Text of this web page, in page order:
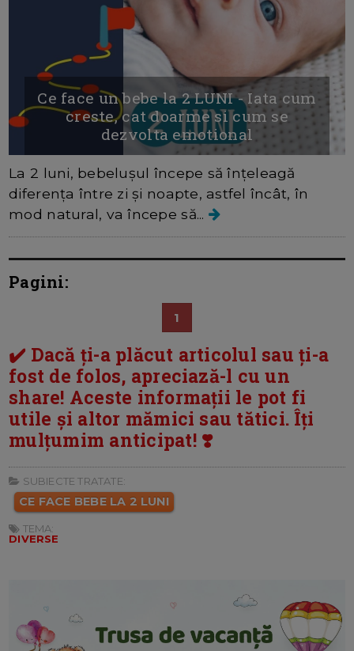
Ce face un bebe la 2 LUNI - Iata cum
creste, cat doarme si cum se
dezvolta emotional
La 2 luni, bebelușul începe să înțeleagă
diferența între zi și noapte, astfel încât, în
mod natural, va începe să...
Pagini:
1
✔️ Dacă ți-a plăcut articolul sau ți-a
fost de folos, apreciază-l cu un
share! Aceste informații le pot fi
utile și altor mămici sau tătici. Îți
mulțumim anticipat! ❣️
SUBIECTE TRATATE:
CE FACE BEBE LA 2 LUNI
TEMA:
DIVERSE